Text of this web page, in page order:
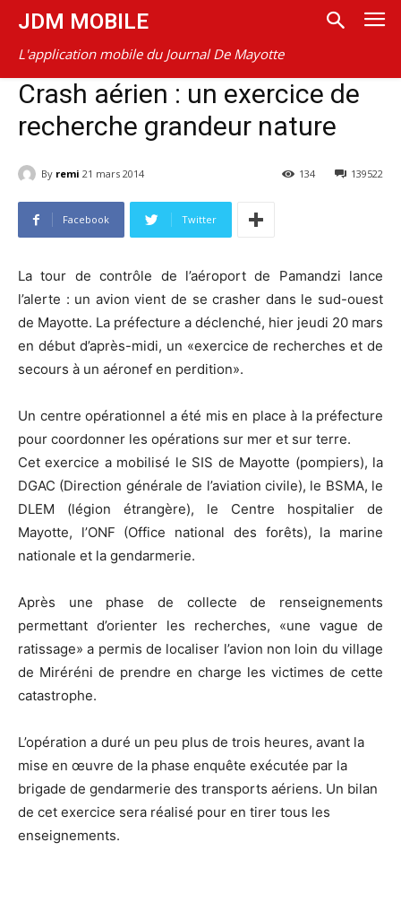
JDM MOBILE
L'application mobile du Journal De Mayotte
Crash aérien : un exercice de
recherche grandeur nature
By remi 21 mars 2014 139522
134
Facebook Twitter
La tour de contrôle de l’aéroport de Pamandzi lance
l’alerte : un avion vient de se crasher dans le sud-ouest
de Mayotte. La préfecture a déclenché, hier jeudi 20 mars
en début d’après-midi, un «exercice de recherches et de
secours à un aéronef en perdition».
Un centre opérationnel a été mis en place à la préfecture
pour coordonner les opérations sur mer et sur terre.
Cet exercice a mobilisé le SIS de Mayotte (pompiers), la
DGAC (Direction générale de l’aviation civile), le BSMA, le
DLEM (légion étrangère), le Centre hospitalier de
Mayotte, l’ONF (Office national des forêts), la marine
nationale et la gendarmerie.
Après une phase de collecte de renseignements
permettant d’orienter les recherches, «une vague de
ratissage» a permis de localiser l’avion non loin du village
de Miréréni de prendre en charge les victimes de cette
catastrophe.
L’opération a duré un peu plus de trois heures, avant la
mise en œuvre de la phase enquête exécutée par la
brigade de gendarmerie des transports aériens. Un bilan
de cet exercice sera réalisé pour en tirer tous les
enseignements.